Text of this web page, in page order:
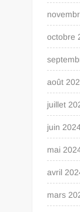
octobre
août
juillet
juin
mai
avril
mars